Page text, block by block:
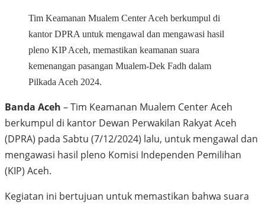
Tim Keamanan Mualem Center Aceh berkumpul di
kantor DPRA untuk mengawal dan mengawasi hasil
pleno KIP Aceh, memastikan keamanan suara
kemenangan pasangan Mualem-Dek Fadh dalam
Pilkada Aceh 2024.
Banda Aceh – Tim Keamanan Mualem Center Aceh
berkumpul di kantor Dewan Perwakilan Rakyat Aceh
(DPRA) pada Sabtu (7/12/2024) lalu, untuk mengawal dan
mengawasi hasil pleno Komisi Independen Pemilihan
(KIP) Aceh.
Kegiatan ini bertujuan untuk memastikan bahwa suara